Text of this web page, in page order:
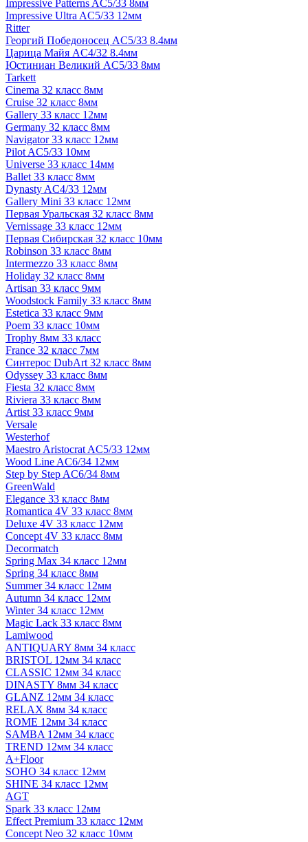
Impressive Patterns AC5/33 8мм
Impressive Ultra AC5/33 12мм
Ritter
Георгий Победоносец AC5/33 8.4мм
Царица Майя AC4/32 8.4мм
Юстиниан Великий AC5/33 8мм
Tarkett
Cinema 32 класс 8мм
Cruise 32 класс 8мм
Gallery 33 класс 12мм
Germany 32 класс 8мм
Navigator 33 класс 12мм
Pilot AC5/33 10мм
Universe 33 класс 14мм
Ballet 33 класс 8мм
Dynasty AC4/33 12мм
Gallery Mini 33 класс 12мм
Первая Уральская 32 класс 8мм
Vernissage 33 класс 12мм
Первая Сибирская 32 класс 10мм
Robinson 33 класс 8мм
Intermezzo 33 класс 8мм
Holiday 32 класс 8мм
Artisan 33 класс 9мм
Woodstock Family 33 класс 8мм
Estetica 33 класс 9мм
Poem 33 класс 10мм
Trophy 8мм 33 класс
France 32 класс 7мм
Синтерос DubArt 32 класс 8мм
Odyssey 33 класс 8мм
Fiesta 32 класс 8мм
Riviera 33 класс 8мм
Artist 33 класс 9мм
Versale
Westerhof
Maestro Aristocrat AC5/33 12мм
Wood Line AC6/34 12мм
Step by Step AC6/34 8мм
GreenWald
Elegance 33 класс 8мм
Romantica 4V 33 класс 8мм
Deluxe 4V 33 класс 12мм
Concept 4V 33 класс 8мм
Decormatch
Spring Max 34 класс 12мм
Spring 34 класс 8мм
Summer 34 класс 12мм
Autumn 34 класс 12мм
Winter 34 класс 12мм
Magic Lack 33 класс 8мм
Lamiwood
ANTIQUARY 8мм 34 класс
BRISTOL 12мм 34 класс
CLASSIC 12мм 34 класс
DINASTY 8мм 34 класс
GLANZ 12мм 34 класс
RELAX 8мм 34 класс
ROME 12мм 34 класс
SAMBA 12мм 34 класс
TREND 12мм 34 класс
A+Floor
SOHO 34 класс 12мм
SHINE 34 класс 12мм
AGT
Spark 33 класс 12мм
Effect Premium 33 класс 12мм
Concept Neo 32 класс 10мм